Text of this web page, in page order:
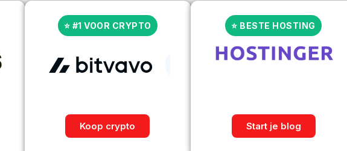
⭐ #1 VOOR CRYPTO
Koop crypto
⭐ BESTE HOSTING
Start je blog